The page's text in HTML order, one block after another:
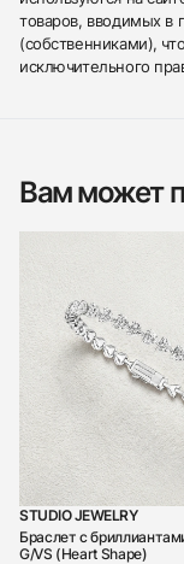
товаров, вводимых в
(собственниками),
исключительного
Вам может
STUDIO JEWELRY
Браслет с
G/VS (Heart Shape)